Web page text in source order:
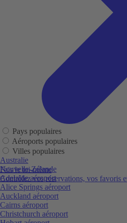
Fais le toi-même
Contrôlez vos réservations, vos favoris
Pays populaires
Aéroports populaires
Villes populaires
Australie
Nouvelle-Zélande
Adelaide aéroport
Alice Springs aéroport
Auckland aéroport
Cairns aéroport
Christchurch aéroport